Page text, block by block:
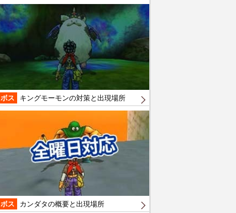
ボス キングモーモンの対策と出現場所
ボス カンダタの概要と出現場所